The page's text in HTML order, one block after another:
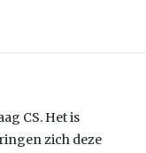
CS. Het is
zich deze